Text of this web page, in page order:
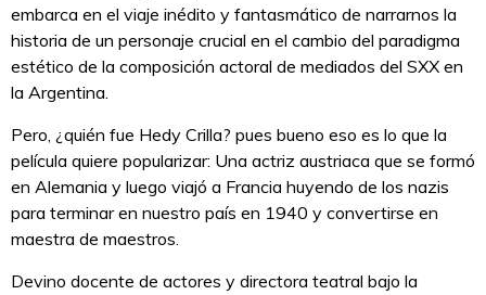
embarca en el viaje inédito y fantasmático de narrarnos la
historia de un personaje crucial en el cambio del paradigma
estético de la composición actoral de mediados del SXX en
la Argentina.
Pero, ¿quién fue Hedy Crilla? pues bueno eso es lo que la
película quiere popularizar: Una actriz austriaca que se formó
en Alemania y luego viajó a Francia huyendo de los nazis
para terminar en nuestro país en 1940 y convertirse en
maestra de maestros.
Devino docente de actores y directora teatral bajo la